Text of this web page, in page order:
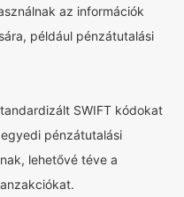
az információk
például pénzátutalási
SWIFT kódokat
pénzátutalási
lehetővé téve a